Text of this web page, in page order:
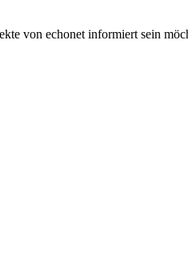
von echonet informiert sein